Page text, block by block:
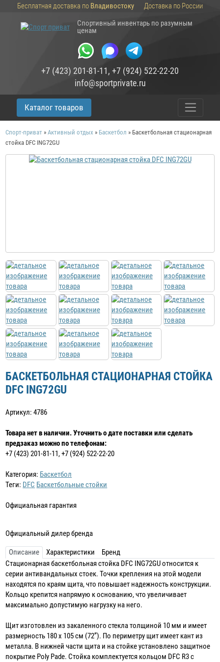
Бесплатная доставка по Владивостоку
Доставка по России
Спортивный инвентарь по разумным
ценам
+7 (423) 201-81-11, +7 (924) 522-22-20
info@sportprivate.ru
Каталог товаров
Спорт-приват »Активный отдых » Баскетбол » Баскетбольная стационарная
стойка DFC ING72GU
БАСКЕТБОЛЬНАЯ СТАЦИОНАРНАЯ СТОЙКА
DFC ING72GU
Артикул: 4786
Товара нет в наличии. Уточнить о дате поставки или сделать
предзаказ можно по телефонам:
+7 (423) 201-81-11, +7 (924) 522-22-20
Категория: Баскетбол
Теги: DFC Баскетбольные стойки
Официальная гарантия
Официальный дилер бренда
Описание Характеристики
Бренд
Стационарная баскетбольная стойка DFC ING72GU относится к
серии антивандальных стоек. Точки крепления на этой модели
находятся по краям щита, что повышает надежность конструкции.
Кольцо крепится напрямую к основанию, что увеличивает
максимально допустимую нагрузку на него.
Щит изготовлен из закаленного стекла толщиной 10 мм и имеет
размерность 180 х 105 см (72’’). По периметру щит имеет кант из
металла. В нижней части щита и на стойке установлено защитное
покрытие Poly Pade. Стойка комплектуется кольцом DFC R3 с